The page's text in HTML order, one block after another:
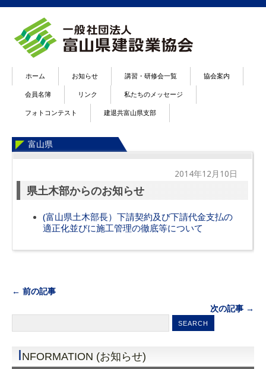
ホーム お知らせ 講習・研修会一覧 協会案内
会員名簿 リンク 私たちのメッセージ
フォトコンテスト 建退共富山県支部
富山県
2014年12月10日
県土木部からのお知らせ
(富山県土木部長）下請契約及び下請代金支払の
適正化並びに施工管理の徹底等について
← 前の記事
次の記事 →
INFORMATION (お知らせ)